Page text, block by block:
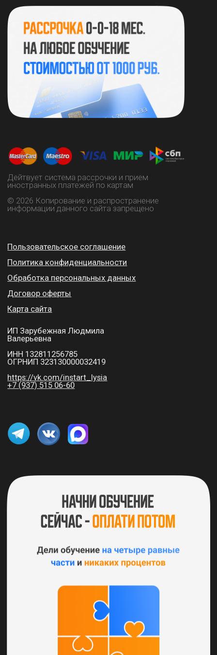
Начните обучение бесплатно!
Получите доступ ко всем курсам и выберите направление
Получить доступ на 48 часов
ИНН 132811256785
ОГРНИП 323130000032419
https://vk.com/instart_lysia
+7 (937) 515 06-60